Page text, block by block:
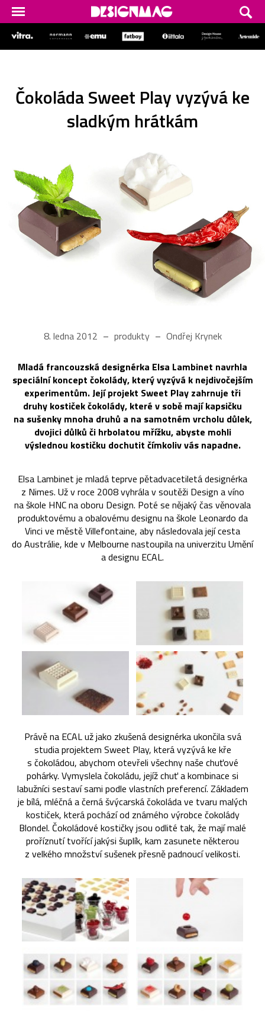
Čokoláda Sweet Play vyzývá ke
sladkým hrátkám
8. ledna 2012 produkty Ondřej Krynek
Mladá francouzská designérka Elsa Lambinet navrhla
speciální koncept čokolády, který vyzývá k nejdivočejším
experimentům. Její projekt Sweet Play zahrnuje tři
druhy kostiček čokolády, které v sobě mají kapsičku
na sušenky mnoha druhů a na samotném vrcholu důlek,
dvojici důlků či hrbolatou mřížku, abyste mohli
výslednou kostičku dochutit čímkoliv vás napadne.
Elsa Lambinet je mladá teprve pětadvacetiletá designérka
z Nimes. Už v roce 2008 vyhrála v soutěži Design a víno
na škole HNC na oboru Design. Poté se nějaký čas věnovala
produktovému a obalovému designu na škole Leonardo da
Vinci ve městě Villefontaine, aby následovala její cesta
do Austrálie, kde v Melbourne nastoupila na univerzitu Umění
a designu ECAL.
Právě na ECAL už jako zkušená designérka ukončila svá
studia projektem Sweet Play, která vyzývá ke kře
s čokoládou, abychom otevřeli všechny naše chuťové
pohárky. Vymyslela čokoládu, jejíž chuť a kombinace si
labužníci sestaví sami podle vlastních preferencí. Základem
je bílá, mléčná a černá švýcarská čokoláda ve tvaru malých
kostiček, která pochází od známého výrobce čokolády
Blondel. Čokoládové kostičky jsou odlité tak, že mají malé
proříznutí tvořící jakýsi šuplík, kam zasunete některou
z velkého množství sušenek přesně padnoucí velikosti.